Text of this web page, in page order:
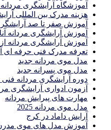
آموزشگاه آرایشگری
هزینه مدرک بین المللی
آموزش صفر تا صد
آموزش آرایشگری مردانه
آموزش آرایشگری مردانه از
تعرفه مدرک فنی حرفه ای
مدل موی مردانه جدید
مدل موی پسرانه جدید
دوره آرایشگری مردانه
آزمون ادواری آرایشگری
مهارت های پیرایش مردانه
مدل موی مردانه 2025
آرایش داماد در کرج
آموزش مدل های موی